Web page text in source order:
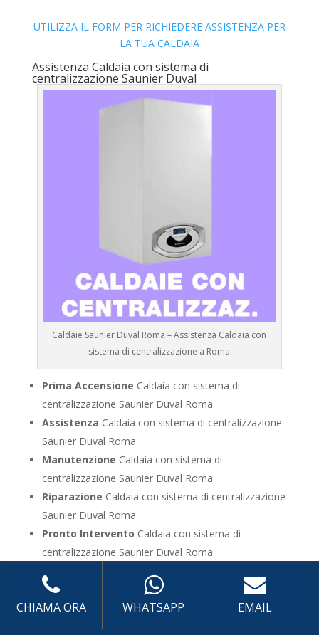
UTILIZZA IL FORM PER RICHIEDERE ASSISTENZA PER
LA TUA CALDAIA
Assistenza Caldaia con sistema di
centralizzazione Saunier Duval
Caldaie Saunier Duval Roma – Assistenza Caldaia con
sistema di centralizzazione a Roma
Prima Accensione Caldaia con sistema di
centralizzazione Saunier Duval Roma
Assistenza Caldaia con sistema di centralizzazione
Saunier Duval Roma
Manutenzione Caldaia con sistema di
centralizzazione Saunier Duval Roma
Riparazione Caldaia con sistema di centralizzazione
Saunier Duval Roma
Pronto Intervento Caldaia con sistema di
centralizzazione Saunier Duval Roma
centralizzazione Saunier Duval Roma
PuliziaCaldaia con sistema di centralizzazione
Saunier Duval Roma
CHIAMA ORA WHATSAPP EMAIL